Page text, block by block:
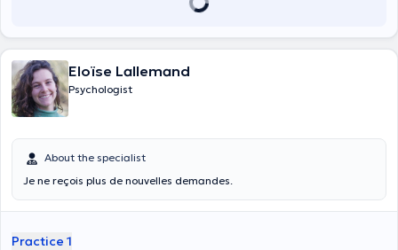
Eloïse Lallemand
Psychologist
About the specialist
Je ne reçois plus de nouvelles demandes.
Practice 1